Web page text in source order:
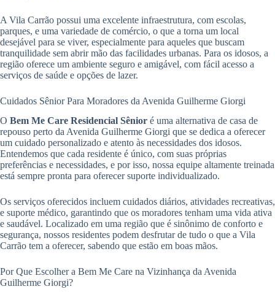
A Vila Carrão possui uma excelente infraestrutura, com escolas,
parques, e uma variedade de comércio, o que a torna um local
desejável para se viver, especialmente para aqueles que buscam
tranquilidade sem abrir mão das facilidades urbanas. Para os idosos, a
região oferece um ambiente seguro e amigável, com fácil acesso a
serviços de saúde e opções de lazer.
Cuidados Sênior Para Moradores da Avenida Guilherme Giorgi
O Bem Me Care Residencial Sênior é uma alternativa de casa de
repouso perto da Avenida Guilherme Giorgi que se dedica a oferecer
um cuidado personalizado e atento às necessidades dos idosos.
Entendemos que cada residente é único, com suas próprias
preferências e necessidades, e por isso, nossa equipe altamente treinada
está sempre pronta para oferecer suporte individualizado.
Os serviços oferecidos incluem cuidados diários, atividades recreativas,
e suporte médico, garantindo que os moradores tenham uma vida ativa
e saudável. Localizado em uma região que é sinônimo de conforto e
segurança, nossos residentes podem desfrutar de tudo o que a Vila
Carrão tem a oferecer, sabendo que estão em boas mãos.
Por Que Escolher a Bem Me Care na Vizinhança da Avenida
Guilherme Giorgi?